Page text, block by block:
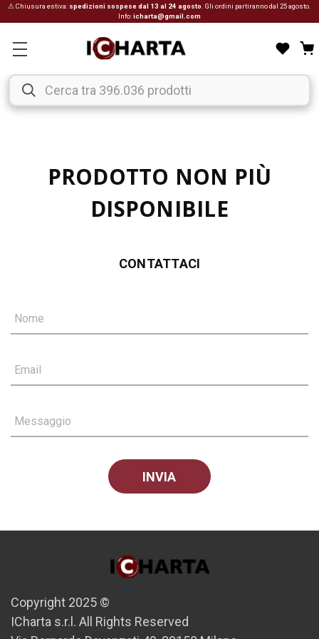
⚠ Chiusura estiva: spedizioni sospese dal 13 al 24 agosto . Gli ordini partiranno dal 25 agosto.
Info:icharta@gmail.com
PRODOTTO NON PIÙ
DISPONIBILE
CONTATTACI
Nome
Email
Messaggio
Copyright 2025 ©
ICharta s.r.l. All Rights Reserved